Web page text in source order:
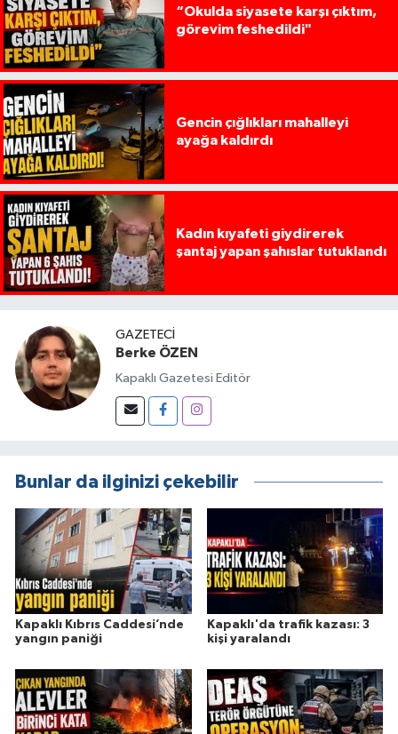
“Okulda siyasete karşı çıktım,
görevim feshedildi"
Gencin çığlıkları mahalleyi
ayağa kaldırdı
Kadın kıyafeti giydirerek
şantaj yapan şahıslar tutuklandı
GAZETECI
Berke ÖZEN
Kapaklı Gazetesi Editör
Bunlar da ilginizi çekebilir
Kapaklı Kıbrıs Caddesi’nde
yangın paniği
Kapaklı'da trafik kazası: 3
kişi yaralandı